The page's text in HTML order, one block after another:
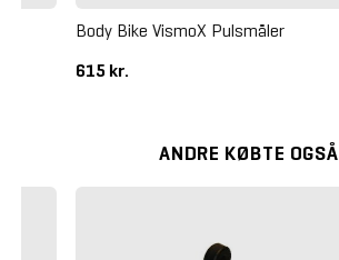
Body Bike VismoX Pulsmåler
615 kr.
ANDRE KØBTE OGSÅ